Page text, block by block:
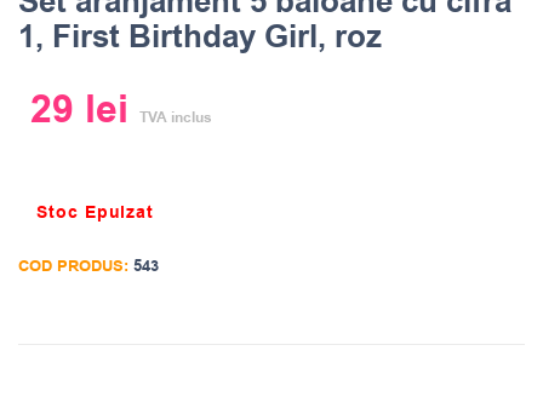
1, First Birthday Girl, roz
29 lei TVA inclus
Stoc Epuizat
COD PRODUS: 543